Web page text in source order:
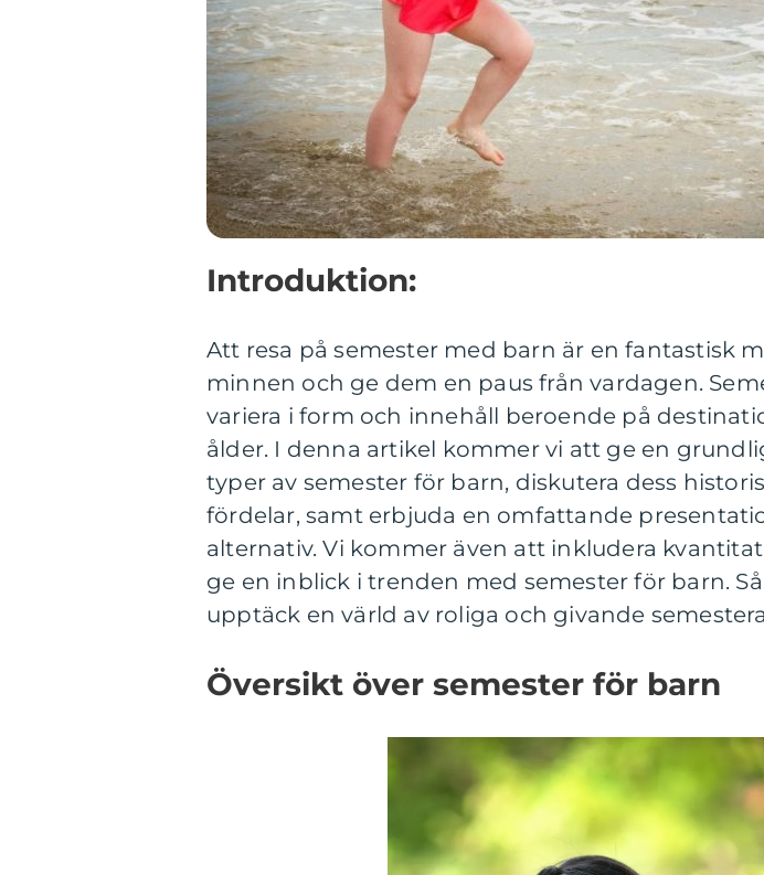
Introduktion:
Att resa på semester med barn är en fantastisk
minnen och ge dem en paus från vardagen.
variera i form och innehåll beroende på
ålder. I denna artikel kommer vi att ge en
typer av semester för barn, diskutera dess
fördelar, samt erbjuda en omfattande
alternativ. Vi kommer även att inkludera
ge en inblick i trenden med semester för barn.
upptäck en värld av roliga och givande
Översikt över semester för barn